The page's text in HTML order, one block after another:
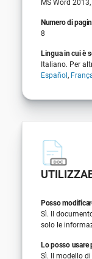
MS Word
Numero di
8
Lingua in cui è
Italiano. Per
Español,
Posso
Sì. Il
solo le
Lo posso usare
Sì. Il modello